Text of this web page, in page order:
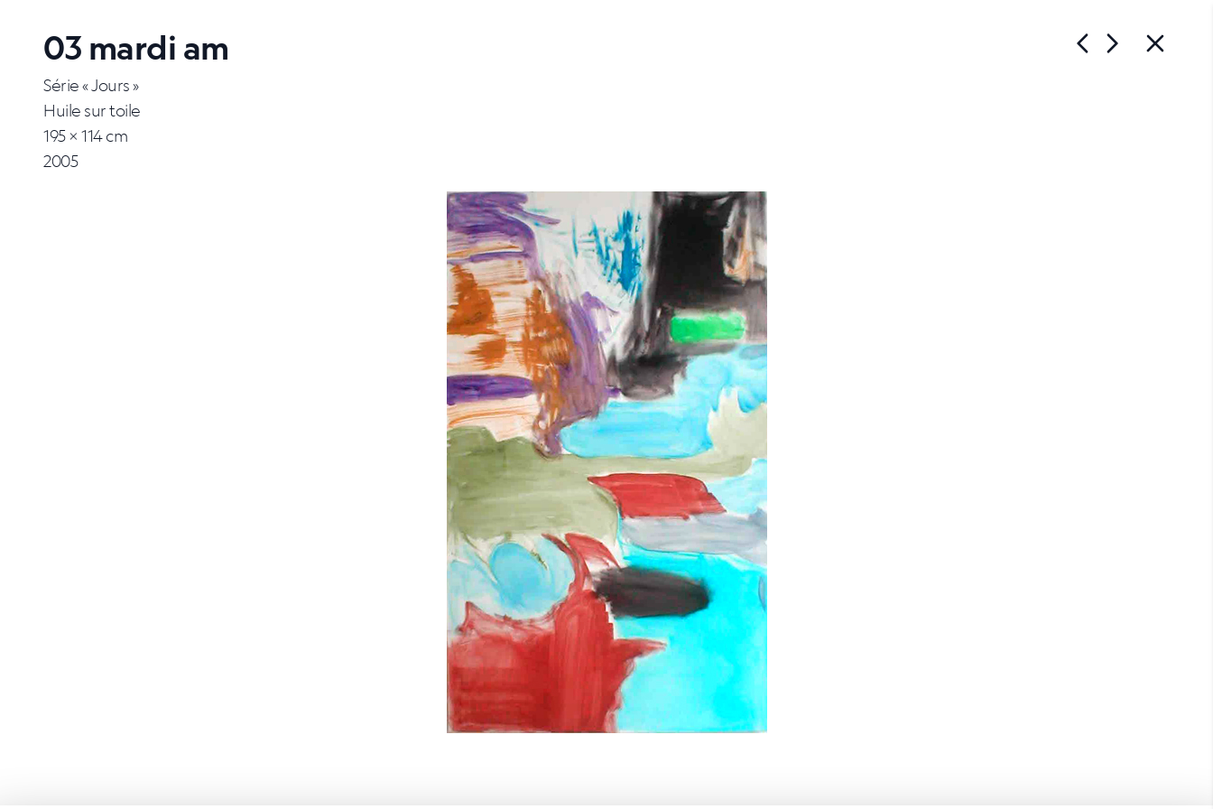
03 mardi am
Série « Jours »
Huile sur toile
195 × 114 cm
2005